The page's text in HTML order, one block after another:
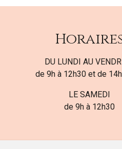
DU LUNDI AU
de 9h à 12h30 et de
LE SAMEDI
de 9h à 12h30